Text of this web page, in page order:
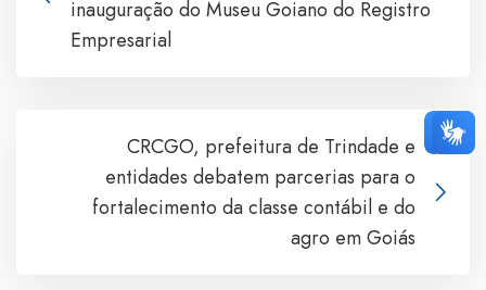
inauguração do Museu Goiano do Registro
Empresarial
CRCGO, prefeitura de Trindade e
entidades debatem parcerias para o
fortalecimento da classe contábil e do
agro em Goiás